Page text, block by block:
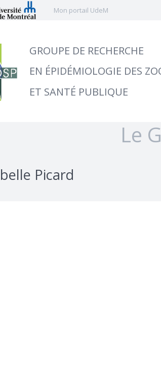
Mon portail UdeM
GROUPE DE RECHERCHE
EN ÉPIDÉMIOLOGIE DES
ET SANTÉ PUBLIQUE
Le
Picard